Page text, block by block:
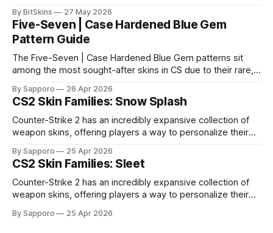
By BitSkins 27 May 2026
Five-Seven | Case Hardened Blue Gem
Pattern Guide
The Five-Seven | Case Hardened Blue Gem patterns sit
among the most sought-after skins in CS due to their rare,
especially because of their high blue percentage yet being
highly affordable. In 2025, top-tier Blue Gems, especially in
Factory New condition, have reached around
By Sapporo 26 Apr 2026
CS2 Skin Families: Snow Splash
Counter-Strike 2 has an incredibly expansive collection of
weapon skins, offering players a way to personalize their
selection, certain skin families have become iconic,
standing out due to their distinct aesthetics and recurring
presence across multiple weapons. From the sleek, comic-
book-inspired Neo-Noir
By Sapporo 25 Apr 2026
CS2 Skin Families: Sleet
Counter-Strike 2 has an incredibly expansive collection of
weapon skins, offering players a way to personalize their
selection, certain skin families have become iconic,
By Sapporo 25 Apr 2026